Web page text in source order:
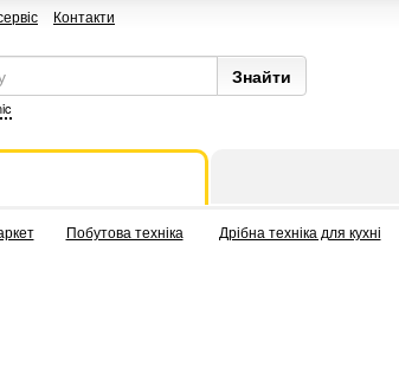
Контакти
Побутова техніка Дрібна техніка для кухні